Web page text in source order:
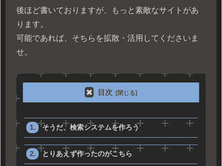
後ほど書いておりますが、もっと素敵なサイトがあ
ります。
可能であれば、そちらを拡散・活用してくださいま
せ。
目次
そうだ、検索システムを作ろう
とりあえず作ったのがこちら